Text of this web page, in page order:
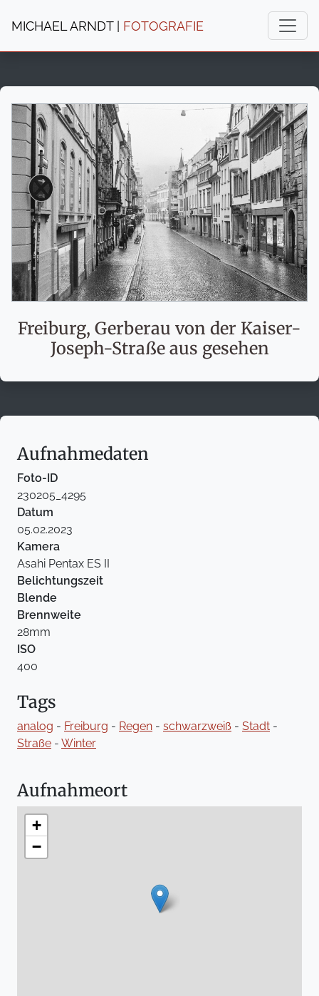
MICHAEL ARNDT | FOTOGRAFIE
Freiburg, Gerberau von der Kaiser-
Joseph-Straße aus gesehen
Aufnahmedaten
Foto-ID
230205_4295
Datum
05.02.2023
Kamera
Asahi Pentax ES II
Belichtungszeit
Blende
Brennweite
28mm
ISO
400
Tags
analog - Freiburg - Regen - schwarzweiß - Stadt -
Straße - Winter
Aufnahmeort
+
−